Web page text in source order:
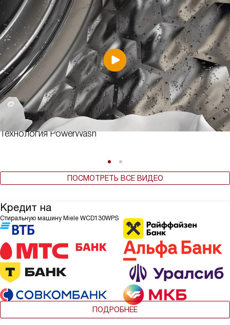
Технология PowerWash
ПОСМОТРЕТЬ ВСЕ ВИДЕО
Кредит на
Стиральную машину Miele WCD130WPS
ПОДРОБНЕЕ